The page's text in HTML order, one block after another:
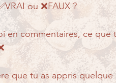
ou ❌FAUX ?
en commentaires, ce
que tu as appris